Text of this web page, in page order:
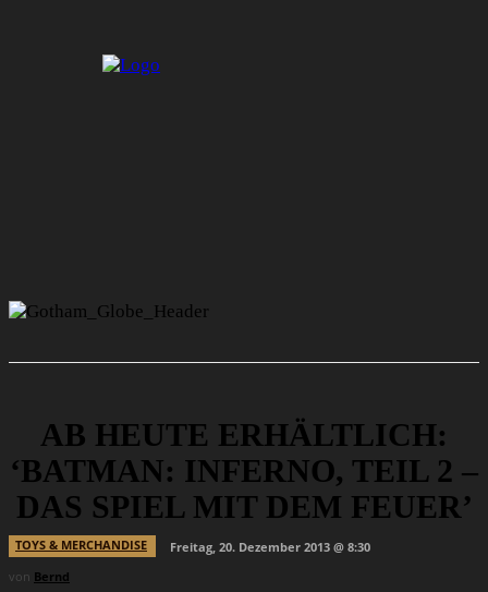
AB HEUTE ERHÄLTLICH:
‘BATMAN: INFERNO, TEIL 2 –
DAS SPIEL MIT DEM FEUER’
TOYS & MERCHANDISE
Freitag, 20. Dezember 2013 @ 8:30
von Bernd